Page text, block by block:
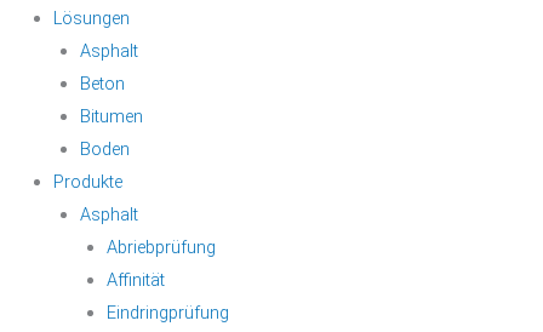
Lösungen
Asphalt
Beton
Bitumen
Boden
Produkte
Asphalt
Abriebprüfung
Affinität
Eindringprüfung